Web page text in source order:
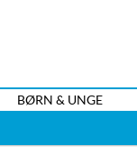
BØRN & UNGE